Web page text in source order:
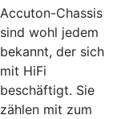
Accuton-Chassis
sind wohl jedem
bekannt, der sich
mit HiFi
beschäftigt. Sie
zählen mit zum